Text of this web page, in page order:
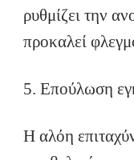
ρυθμίζει την
προκαλεί
5. Επούλωση
Η αλόη